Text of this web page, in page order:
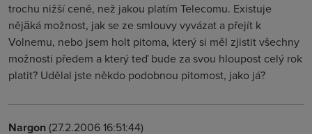
trochu nižší ceně, než jakou platím Telecomu. Existuje
nějäká možnost, jak se ze smlouvy vyvázat a přejít k
Volnemu, nebo jsem holt pitoma, který si měl zjistit všechny
možnosti předem a který teď bude za svou hloupost celý rok
platit? Udělal jste někdo podobnou pitomost, jako já?
Nargon(27.2.2006 16:51:44)